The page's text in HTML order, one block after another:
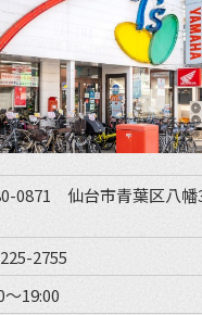
0871 仙台市青葉区八幡
2755
〜19:00